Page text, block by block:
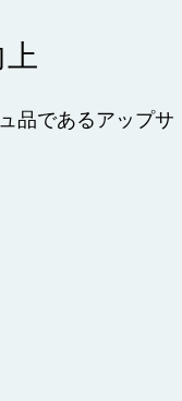
品であるアップサ